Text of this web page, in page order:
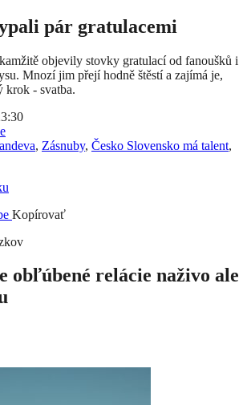
pár gratulacemi
objevily stovky gratulací od fanoušků i
Mnozí jim přejí hodně štěstí a zajímá je,
krok - svatba.
, Zásnuby, Česko Slovensko má talent,
Kopírovať
obľúbené relácie naživo ale